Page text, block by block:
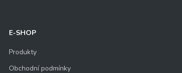
E-SHOP
Produkty
Obchodní podmínky